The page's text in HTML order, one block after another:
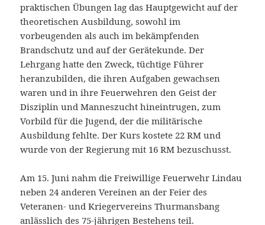
praktischen Übungen lag das Hauptgewicht auf der
theoretischen Ausbildung, sowohl im
vorbeugenden als auch im bekämpfenden
Brandschutz und auf der Gerätekunde. Der
Lehrgang hatte den Zweck, tüchtige Führer
heranzubilden, die ihren Aufgaben gewachsen
waren und in ihre Feuerwehren den Geist der
Disziplin und Manneszucht hineintrugen, zum
Vorbild für die Jugend, der die militärische
Ausbildung fehlte. Der Kurs kostete 22 RM und
wurde von der Regierung mit 16 RM bezuschusst.
Am 15. Juni nahm die Freiwillige Feuerwehr Lindau
neben 24 anderen Vereinen an der Feier des
Veteranen- und Kriegervereins Thurmansbang
anlässlich des 75-jährigen Bestehens teil.